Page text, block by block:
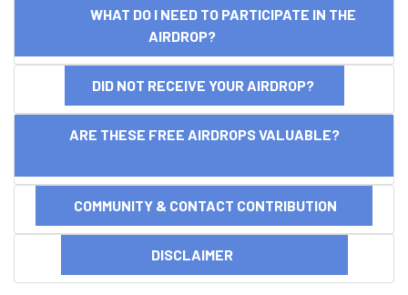
WHAT DO I NEED TO PARTICIPATE IN THE
AIRDROP?
DID NOT RECEIVE YOUR AIRDROP?
ARE THESE FREE AIRDROPS VALUABLE?
COMMUNITY & CONTACT CONTRIBUTION
DISCLAIMER